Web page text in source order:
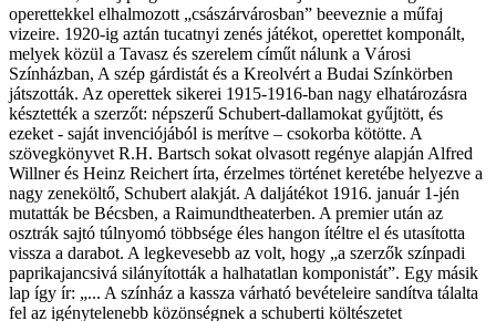
operettekkel elhalmozott „császárvárosban” beeveznie a műfaj
vizeire. 1920-ig aztán tucatnyi zenés játékot, operettet komponált,
melyek közül a Tavasz és szerelem címűt nálunk a Városi
Színházban, A szép gárdistát és a Kreolvért a Budai Színkörben
játszották. Az operettek sikerei 1915-1916-ban nagy elhatározásra
késztették a szerzőt: népszerű Schubert-dallamokat gyűjtött, és
ezeket - saját invenciójából is merítve – csokorba kötötte. A
szövegkönyvet R.H. Bartsch sokat olvasott regénye alapján Alfred
Willner és Heinz Reichert írta, érzelmes történet keretébe helyezve a
nagy zeneköltő, Schubert alakját. A daljátékot 1916. január 1-jén
mutatták be Bécsben, a Raimundtheaterben. A premier után az
osztrák sajtó túlnyomó többsége éles hangon ítéltre el és utasította
vissza a darabot. A legkevesebb az volt, hogy „a szerzők színpadi
paprikajancsivá silányították a halhatatlan komponistát”. Egy másik
lap így ír: „... A színház a kassza várható bevételeire sandítva tálalta
fel az igénytelenebb közönségnek a schuberti költészetet